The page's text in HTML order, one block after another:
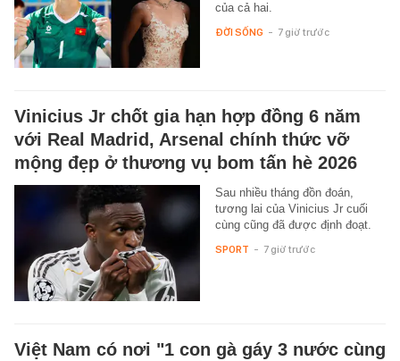
của cả hai.
ĐỜI SỐNG - 7 giờ trước
Vinicius Jr chốt gia hạn hợp đồng 6 năm
với Real Madrid, Arsenal chính thức vỡ
mộng đẹp ở thương vụ bom tấn hè 2026
Sau nhiều tháng đồn đoán,
tương lai của Vinicius Jr cuối
cùng cũng đã được định đoạt.
SPORT - 7 giờ trước
Việt Nam có nơi "1 con gà gáy 3 nước cùng